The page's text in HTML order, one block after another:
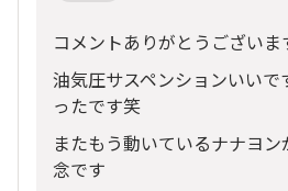
コメントありがとうございま
油気圧サスペンションいい
ったです笑
またもう動いているナナヨ
念です